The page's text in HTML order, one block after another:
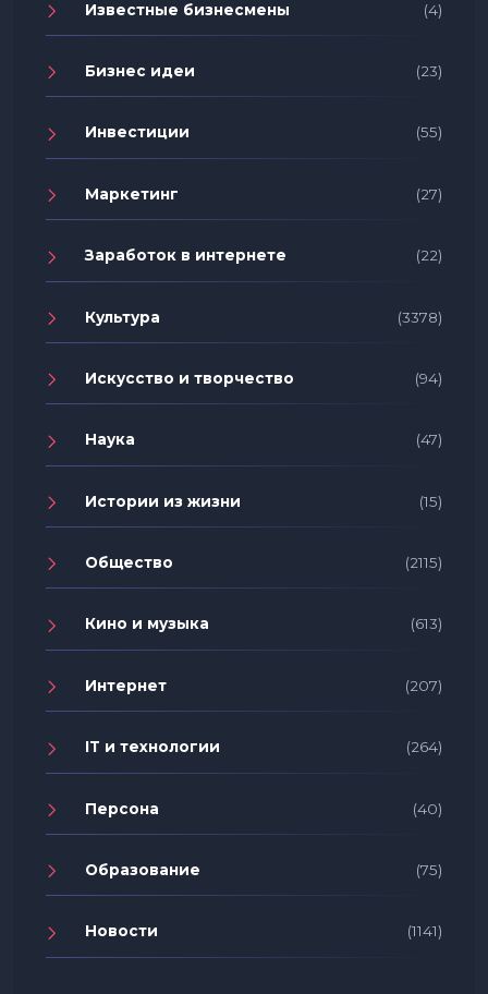
Известные бизнесмены (4)
Бизнес идеи (23)
Инвестиции (55)
Маркетинг (27)
Заработок в интернете (22)
Культура (3378)
Искусство и творчество (94)
Наука (47)
Истории из жизни (15)
Общество (2115)
Кино и музыка (613)
Интернет (207)
IT и технологии (264)
Персона (40)
Образование (75)
Новости (1141)